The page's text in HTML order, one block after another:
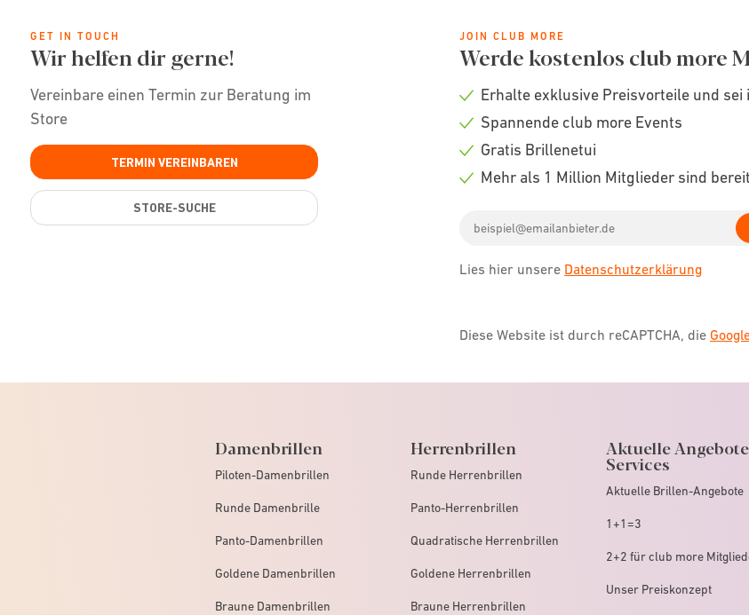
GET IN TOUCH
Wir helfen dir gerne!
Vereinbare einen Termin zur Beratung im
Store
TERMIN VEREINBAREN
STORE-SUCHE
JOIN CLUB MORE
Werde kostenlos club more
Check
Erhalte exklusive Preisvorteile und
Check
Spannende club more Events
Check
Gratis Brillenetui
Mehr als 1 Million Mitglieder sind
address
Lies hier unsere Datenschutzerklärung
Diese Website ist durch reCAPTCHA, die
Damenbrillen
Piloten-Damenbrillen
Runde Damenbrille
Panto-Damenbrillen
Goldene Damenbrillen
Braune Damenbrillen
Herrenbrillen
Runde Herrenbrillen
Panto-Herrenbrillen
Quadratische Herrenbrillen
Goldene Herrenbrillen
Braune Herrenbrillen
Aktuelle
Services
Aktuelle Brillen-Angebote
1+1=3
2+2 für club more
Unser Preiskonzept